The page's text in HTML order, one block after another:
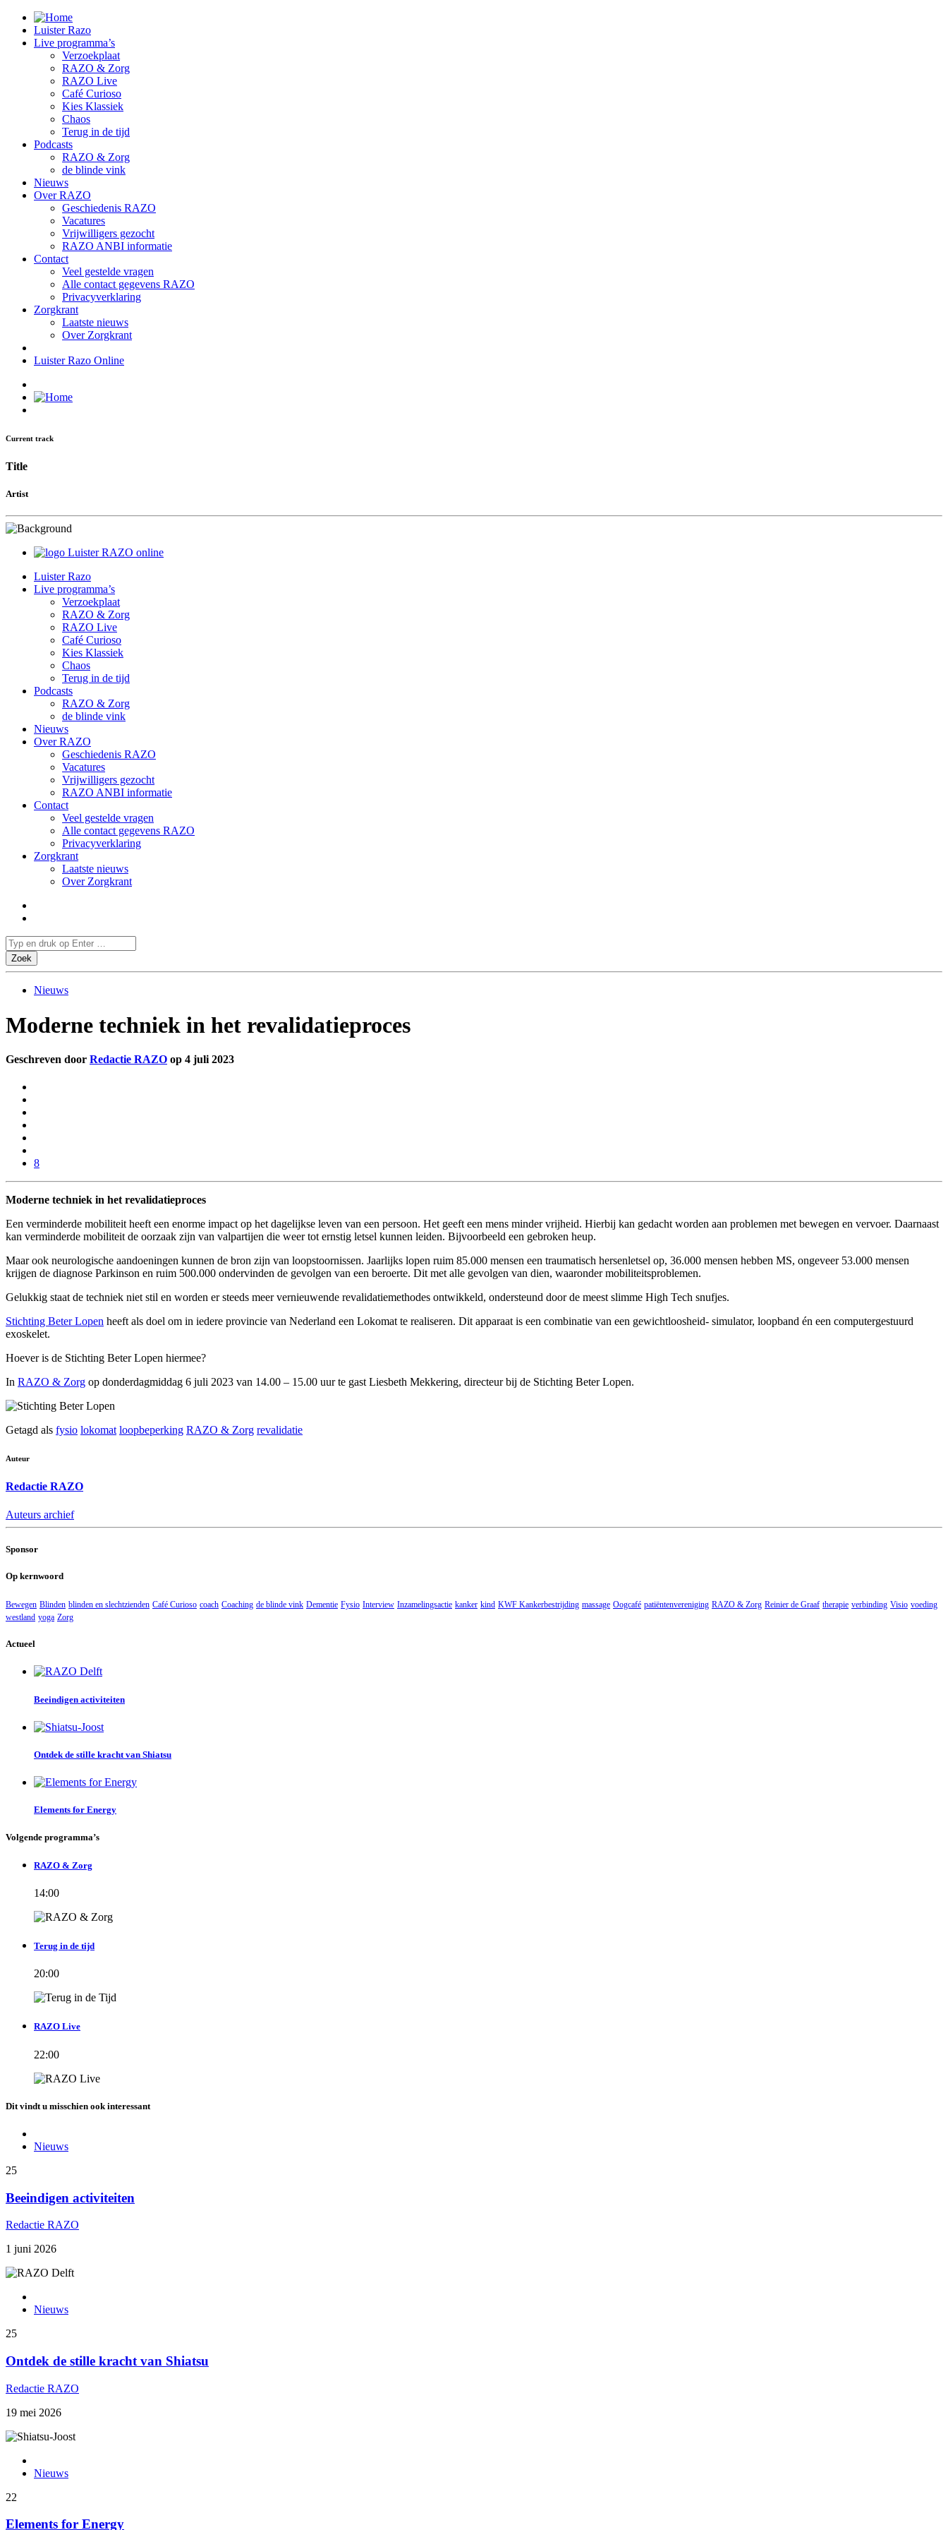
Luister Razo
Live programma’s
Verzoekplaat
RAZO & Zorg
RAZO Live
Café Curioso
Kies Klassiek
Chaos
Terug in de tijd
Podcasts
RAZO & Zorg
de blinde vink
Nieuws
Over RAZO
Geschiedenis RAZO
Vacatures
Vrijwilligers gezocht
RAZO ANBI informatie
Contact
Veel gestelde vragen
Alle contact gegevens RAZO
Privacyverklaring
Zorgkrant
Laatste nieuws
Over Zorgkrant
Luister Razo Online
Current track
Title
Artist
Luister RAZO online
Luister Razo
Live programma’s
Verzoekplaat
RAZO & Zorg
RAZO Live
Café Curioso
Kies Klassiek
Chaos
Terug in de tijd
Podcasts
RAZO & Zorg
de blinde vink
Nieuws
Over RAZO
Geschiedenis RAZO
Vacatures
Vrijwilligers gezocht
RAZO ANBI informatie
Contact
Veel gestelde vragen
Alle contact gegevens RAZO
Privacyverklaring
Zorgkrant
Laatste nieuws
Over Zorgkrant
Nieuws
Moderne techniek in het revalidatieproces
Geschreven door Redactie RAZO op 4 juli 2023
8
Moderne techniek in het revalidatieproces
Een verminderde mobiliteit heeft een enorme impact op het dagelijkse leven van een persoon. Het geeft een mens minder vrijheid. Hierbij kan gedacht worden aan problemen met bewegen en vervoer. Daarnaast
kan verminderde mobiliteit de oorzaak zijn van valpartijen die weer tot ernstig letsel kunnen leiden. Bijvoorbeeld een gebroken heup.
Maar ook neurologische aandoeningen kunnen de bron zijn van loopstoornissen. Jaarlijks lopen ruim 85.000 mensen een traumatisch hersenletsel op, 36.000 mensen hebben MS, ongeveer 53.000 mensen
krijgen de diagnose Parkinson en ruim 500.000 ondervinden de gevolgen van een beroerte. Dit met alle gevolgen van dien, waaronder mobiliteitsproblemen.
Gelukkig staat de techniek niet stil en worden er steeds meer vernieuwende revalidatiemethodes ontwikkeld, ondersteund door de meest slimme High Tech snufjes.
Stichting Beter Lopen heeft als doel om in iedere provincie van Nederland een Lokomat te realiseren. Dit apparaat is een combinatie van een gewichtloosheid- simulator, loopband én een computergestuurd
exoskelet.
Hoever is de Stichting Beter Lopen hiermee?
In RAZO & Zorg op donderdagmiddag 6 juli 2023 van 14.00 – 15.00 uur te gast Liesbeth Mekkering, directeur bij de Stichting Beter Lopen.
Getagd als fysio lokomat loopbeperking RAZO & Zorg revalidatie
Auteur
Redactie RAZO
Auteurs archief
Sponsor
Op kernwoord
Bewegen Blinden blinden en slechtzienden Café Curioso coach Coaching de blinde vink Dementie Fysio Interview Inzamelingsactie kanker kind KWF Kankerbestrijding massage Oogcafé patiëntenvereniging RAZO & Zorg Reinier de Graaf therapie verbinding Visio voeding
westland yoga Zorg
Actueel
Beeindigen activiteiten
Ontdek de stille kracht van Shiatsu
Elements for Energy
Volgende programma’s
RAZO & Zorg
14:00
Terug in de tijd
20:00
RAZO Live
22:00
Dit vindt u misschien ook interessant
Nieuws
25
Beeindigen activiteiten
Redactie RAZO
1 juni 2026
Nieuws
25
Ontdek de stille kracht van Shiatsu
Redactie RAZO
19 mei 2026
Nieuws
22
Elements for Energy